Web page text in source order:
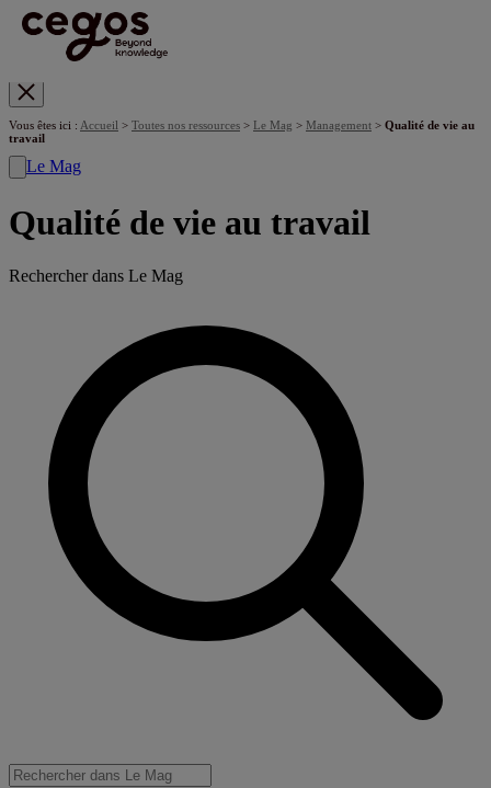
Vous êtes ici : Accueil > Toutes nos ressources > Le Mag > Management > Qualité de vie au
travail
Le Mag
Qualité de vie au travail
Rechercher dans Le Mag